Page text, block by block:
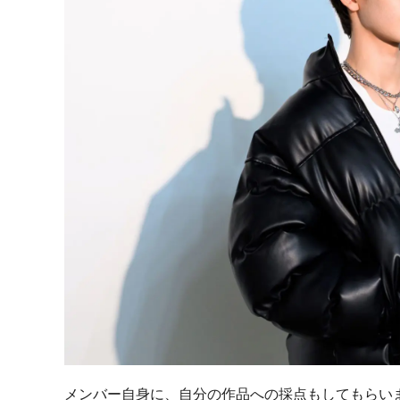
メンバー自身に、自分の作品への採点もしてもらい